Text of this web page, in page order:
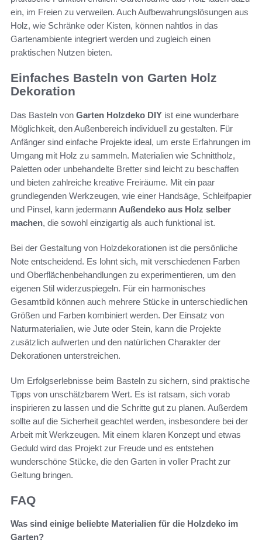
ein, im Freien zu verweilen. Auch Aufbewahrungslösungen aus
Holz, wie Schränke oder Kisten, können nahtlos in das
Gartenambiente integriert werden und zugleich einen
praktischen Nutzen bieten.
Einfaches Basteln von Garten Holz
Dekoration
Das Basteln von Garten Holzdeko DIY ist eine wunderbare
Möglichkeit, den Außenbereich individuell zu gestalten. Für
Anfänger sind einfache Projekte ideal, um erste Erfahrungen im
Umgang mit Holz zu sammeln. Materialien wie Schnittholz,
Paletten oder unbehandelte Bretter sind leicht zu beschaffen
und bieten zahlreiche kreative Freiräume. Mit ein paar
grundlegenden Werkzeugen, wie einer Handsäge, Schleifpapier
und Pinsel, kann jedermann Außendeko aus Holz selber
machen, die sowohl einzigartig als auch funktional ist.
Bei der Gestaltung von Holzdekorationen ist die persönliche
Note entscheidend. Es lohnt sich, mit verschiedenen Farben
und Oberflächenbehandlungen zu experimentieren, um den
eigenen Stil widerzuspiegeln. Für ein harmonisches
Gesamtbild können auch mehrere Stücke in unterschiedlichen
Größen und Farben kombiniert werden. Der Einsatz von
Naturmaterialien, wie Jute oder Stein, kann die Projekte
zusätzlich aufwerten und den natürlichen Charakter der
Dekorationen unterstreichen.
Um Erfolgserlebnisse beim Basteln zu sichern, sind praktische
Tipps von unschätzbarem Wert. Es ist ratsam, sich vorab
inspirieren zu lassen und die Schritte gut zu planen. Außerdem
sollte auf die Sicherheit geachtet werden, insbesondere bei der
Arbeit mit Werkzeugen. Mit einem klaren Konzept und etwas
Geduld wird das Projekt zur Freude und es entstehen
wunderschöne Stücke, die den Garten in voller Pracht zur
Geltung bringen.
FAQ
Was sind einige beliebte Materialien für die Holzdeko im
Garten?